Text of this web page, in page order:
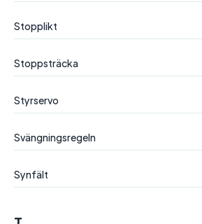
Stopplikt
Stoppsträcka
Styrservo
Svängningsregeln
Synfält